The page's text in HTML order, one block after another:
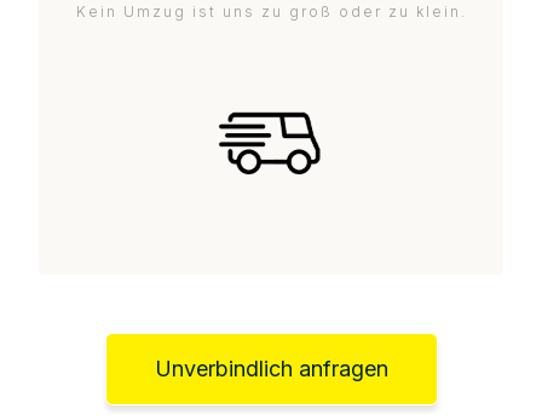
Kein Umzug ist uns zu groß oder zu klein.
Unverbindlich anfragen